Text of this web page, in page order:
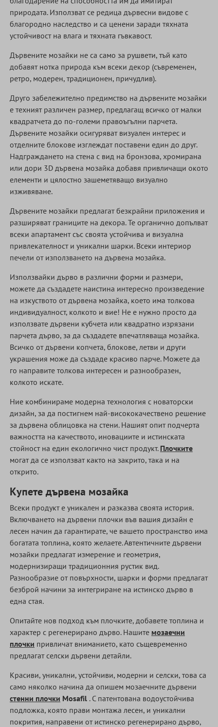
природата. Използват се редица дървесни видове с
благородно наследство и са ценени заради тяхната
устойчивост на влага и тяхната гъвкавост.
Дървените мозайки не са само за рушвети, тъй като
добавят нотка природа към всеки декор (съвременен,
ретро, модерен, традиционен, причудлив).
Друго забележително предимство на дървените мозайки
е техният различен размер, предлагащ всичко от малки
квадратчета до по-големи правоъгълни парчета.
Дървените мозайки осигуряват визуален интерес и
отделните блокове изглеждат поставени един до друг.
Надграждането на стена с вид на бронзова, хромирана
или дори 3D дървена мозайка добавя привличащи окото
елементи и цялостно зашеметяващо визуално
изживяване.
Дървените мозайки предлагат безкрайни приложения и
разширяват границите на декора. Те органично допълват
всеки апартамент със своята устойчива и визуална
привлекателност и уникални шарки. Всеки интериор
печели от използването на дървена мозайка.
Използвайки дърво в различни форми и размери,
можете да създадете наистина интересно произведение
на изкуството от дървена мозайка, което има толкова
индивидуалност, колкото и вие! Не е нужно просто да
използвате дървени кубчета или квадратно изрязани
парчета дърво, за да създадете впечатляваща мозайка.
Всичко от дървени копчета, блокове, летви и други
украшения може да създаде красиво парче. Можете да
го направите толкова интересен и разнообразен,
колкото искате.
Ние комбинираме модерна технология с новаторски
дизайн, за да постигнем най-висококачествено решение
за дървена облицовка на стени. Нашият опит подчерта
важността на качеството, иновациите и истинската
стойност на един екологично чист продукт. Плочките
могат да се използват както на закрито, така и на
открито.
Купете дървена мозайка
Всеки продукт е уникален и разказва своята история.
Включването на дървени плочки във вашия дизайн е
лесен начин да гарантирате, че вашето пространство има
богатата топлина, която желаете. Автентичните дървени
мозайки предлагат измерение и геометрия,
модернизиращи традиционния рустик вид.
Разнообразие от повърхности, шарки и форми предлагат
безброй начини за интегриране на истинско дърво в
една стая.
Опитайте нов подход към плочките, добавете топлина и
характер с регенерирано дърво. Нашите мозаечни
плочки привличат вниманието, като същевременно
предлагат селски дървени детайли.
Красиви, уникални, устойчиви, модерни и селски, това са
само няколко начина да опишем мозаечните дървени
стенни плочки Mosafil . С патентована водоустойчива
подложка, която прави монтажа лесен, и уникални
покрития, направени от истинско регенерирано дърво,